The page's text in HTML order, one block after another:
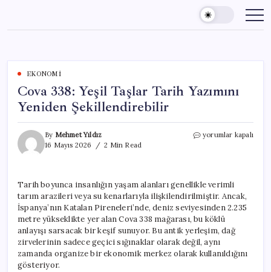
content
EKONOMI
Cova 338: Yeşil Taşlar Tarih Yazımını
Yeniden Şekillendirebilir
By Mehmet Yıldız
16 Mayıs 2026
2 Min Read
Cova
Yazımını
Yeniden
Şekillendirebilir
için
yorumlar kapalı
Tarih boyunca insanlığın yaşam alanları genellikle verimli
tarım arazileri veya su kenarlarıyla ilişkilendirilmiştir. Ancak,
İspanya’nın Katalan Pireneleri’nde, deniz seviyesinden 2.235
metre yükseklikte yer alan Cova 338 mağarası, bu köklü
anlayışı sarsacak bir keşif sunuyor. Bu antik yerleşim, dağ
zirvelerinin sadece geçici sığınaklar olarak değil, aynı
zamanda organize bir ekonomik merkez olarak kullanıldığını
gösteriyor.